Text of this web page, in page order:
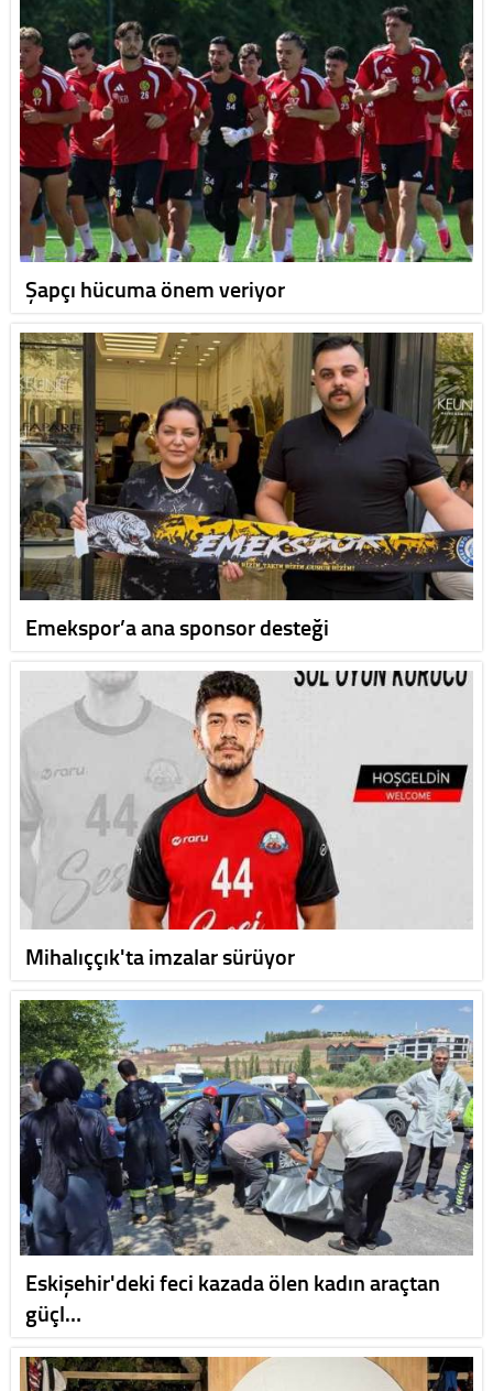
Şapçı hücuma önem veriyor
Emekspor’a ana sponsor desteği
Mihalıççık'ta imzalar sürüyor
Eskişehir'deki feci kazada ölen kadın araçtan
güçl…